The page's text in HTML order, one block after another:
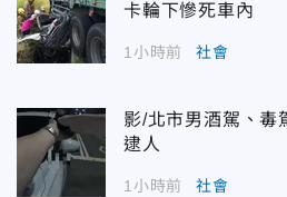
卡輪下慘死車內
1小時前 社會
影/北市男酒駕、
逮人
1小時前 社會